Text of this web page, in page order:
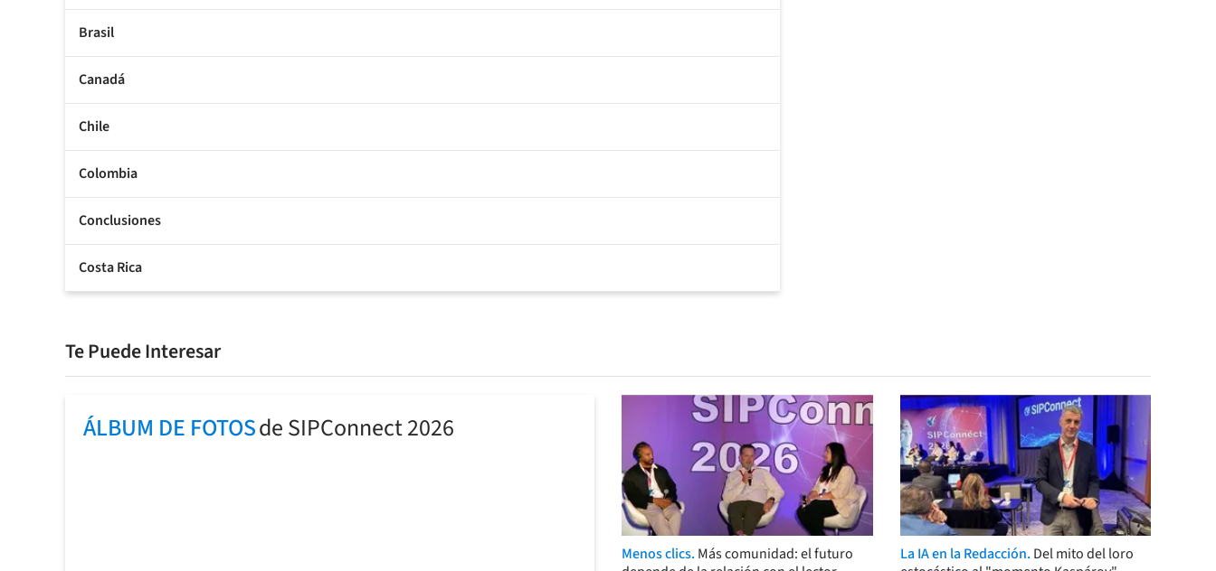
Brasil
Canadá
Chile
Colombia
Conclusiones
Costa Rica
Te Puede Interesar
ÁLBUM DE FOTOSde SIPConnect 2026
Menos clics. Más comunidad: el futuro
La IA en la Redacción. Del mito del loro